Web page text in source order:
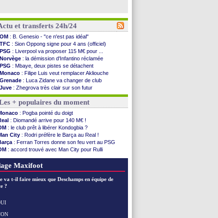
et transferts 24h/24
OM : B. Genesio - "ce n'est pas idéal"
TFC : Sion Oppong signe pour 4 ans (officiel)
PSG : Liverpool va proposer 115 M€ pour ...
Norvège : la démission d'Infantino réclamée
PSG : Mbaye, deux pistes se détachent
Monaco : Filipe Luis veut remplacer Akliouche
Grenade : Luca Zidane va changer de club
Juve : Zhegrova très clair sur son futur
OM: Aguerd, le plan B de Naples
Arsenal: Guimarães a signé son contrat
Nantes: direction Chypre pour Duverne
Monaco : le remplaçant d'Akliouche en ...
Man Utd: Bayindir signe au Celta (officiel)
City: Enzo Fernandez pour l'après-Rodri ?
: l'option Monaco pour Lukaku !
: Lucas Perri a été approché
PSG: le coach de l'Ajax insiste pour Godts
Francfort: Dina Ebimbe signe à Schalke (off.)
Monaco: Filipe Luis aimerait garder Balogun
Dortmund
Argentine
+ populaires du moment
: Pogba pointé du doigt
: Diomandé arrive pour 140 M€ !
: le club prêt à libérer Kondogbia ?
City : Rodri préfère le Barça au Real !
: Ferran Torres donne son feu vert au PSG
: accord trouvé avec Man City pour Rulli
: une offre pour Bulka
Maxifoot
va t-il faire mieux que Deschamps en équipe de
?